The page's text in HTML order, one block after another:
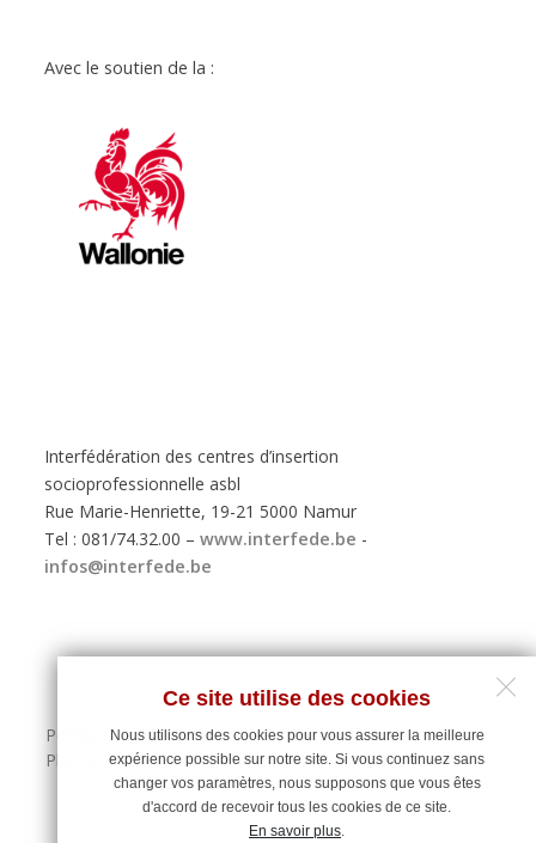
Ce site utilise des cookies
Nous utilisons des cookies pour vous assurer la meilleure
expérience possible sur notre site. Si vous continuez sans
changer vos paramètres, nous supposons que vous êtes
d'accord de recevoir tous les cookies de ce site.
En savoir plus.
Avec le soutien de la :
Interfédération des centres d’insertion
socioprofessionnelle asbl
Rue Marie-Henriette, 19-21 5000 Namur
Tel : 081/74.32.00 –www.interfede.be -
infos@interfede.be
Politique de protection des données personnelles
Plan du site